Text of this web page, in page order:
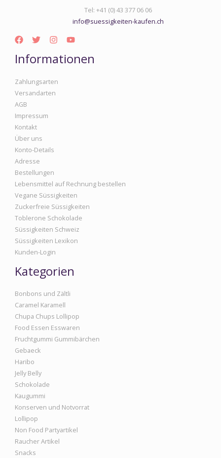
Tel: +41 (0) 43 377 06 06
info@suessigkeiten-kaufen.ch
Informationen
Zahlungsarten
Versandarten
AGB
Impressum
Kontakt
Über uns
Konto-Details
Adresse
Bestellungen
Lebensmittel auf Rechnung bestellen
Vegane Süssigkeiten
Zuckerfreie Süssigkeiten
Toblerone Schokolade
Süssigkeiten Schweiz
Süssigkeiten Lexikon
Kunden-Login
Kategorien
Bonbons und Zältli
Caramel Karamell
Chupa Chups Lollipop
Food Essen Esswaren
Fruchtgummi Gummibärchen
Gebaeck
Haribo
Jelly Belly
Schokolade
Kaugummi
Konserven und Notvorrat
Lollipop
Non Food Partyartikel
Raucher Artikel
Snacks